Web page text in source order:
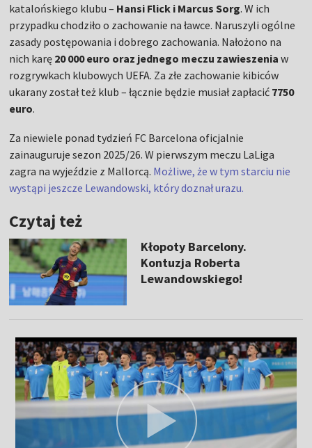
katalońskiego klubu – Hansi Flick i Marcus Sorg. W ich
przypadku chodziło o zachowanie na ławce. Naruszyli ogólne
zasady postępowania i dobrego zachowania. Nałożono na
nich karę 20 000 euro oraz jednego meczu zawieszeniaw
rozgrywkach klubowych UEFA. Za złe zachowanie kibiców
ukarany został też klub – łącznie będzie musiał zapłacić 7750
euro.
Za niewiele ponad tydzień FC Barcelona oficjalnie
zainauguruje sezon 2025/26. W pierwszym meczu LaLiga
zagra na wyjeździe z Mallorcą. Możliwe, że w tym starciu nie
wystąpi jeszcze Lewandowski, który doznał urazu.
Czytaj też
Kłopoty Barcelony.
Kontuzja Roberta
Lewandowskiego!